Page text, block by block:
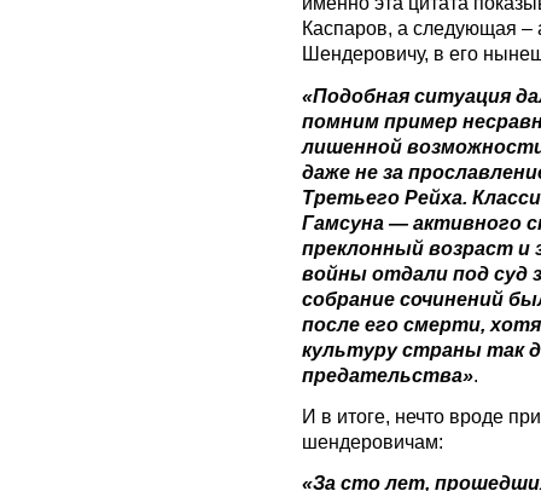
Каспаров, а следующая –
Шендеровичу, в его
«Подобная ситуация
помним пример
лишенной
даже не за
Третьего Рейха.
Гамсуна — активного
преклонный возраст и
войны отдали под суд
собрание сочинений
после его смерти,
культуру страны так
предательства»
И в итоге, нечто вроде
шендеровичам:
«За сто лет,